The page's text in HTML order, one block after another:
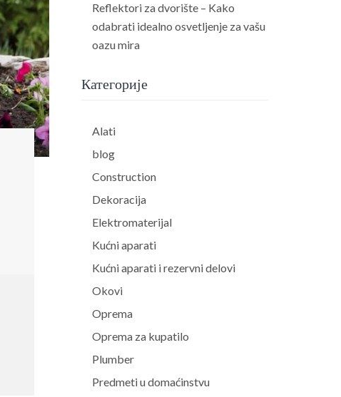
Reflektori za dvorište – Kako
odabrati idealno osvetljenje za vašu
oazu mira
Категорије
Alati
blog
Construction
Dekoracija
Elektromaterijal
Kućni aparati
Kućni aparati i rezervni delovi
Okovi
Oprema
Oprema za kupatilo
Plumber
Predmeti u domaćinstvu